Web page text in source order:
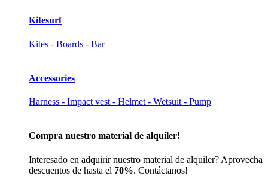
Kitesurf
Kites - Boards - Bar
Accessories
Harness - Impact vest - Helmet - Wetsuit - Pump
Compra nuestro material de alquiler!
Interesado en adquirir nuestro material de alquiler? Aprovecha
descuentos de hasta el 70%. Contáctanos!